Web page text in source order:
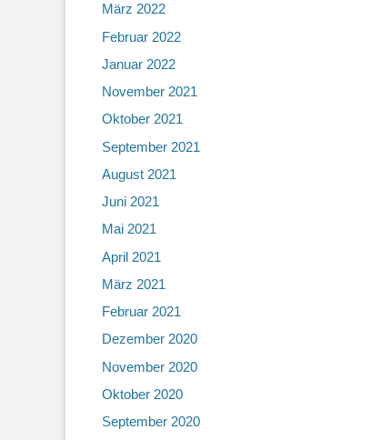
März 2022
Februar 2022
Januar 2022
November 2021
Oktober 2021
September 2021
August 2021
Juni 2021
Mai 2021
April 2021
März 2021
Februar 2021
Dezember 2020
November 2020
Oktober 2020
September 2020